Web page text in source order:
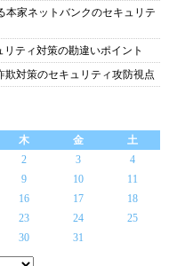
本家ネットバンクのセキュリテ
ティ対策の勘違いポイント
欺対策のセキュリティ攻防視点
木 金
土
2 3
4
9 10
11
16 17
18
23 24
25
30 31